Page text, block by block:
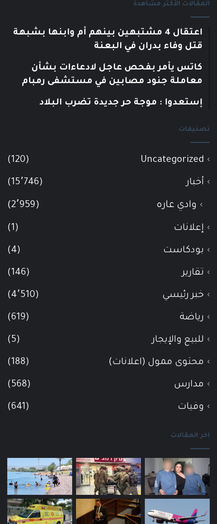
المقالات الأكثر مشاهدة
اعتقال 4 مشتبهين بينهم أم وابنها بشبهة
قتل وفاء بدران في البعنة
كاتس يأمر بفحص عاجل لادعاءات بشأن
معاملة جنود مصابين في مستشفى رمبام
إستعدوا : موجة حر جديدة تضرب البلاد
تصنيفات
Uncategorized
(120)
أخبار (15٬746)
وادي عاره (2٬959)
إعلانات (1)
بودكاست (4)
تقارير (146)
خبر رئيسي (4٬510)
رياضة (619)
للبيع والإيجار (5)
محتوى ممول (اعلانات) (188)
مدارس (568)
وفيات (641)
اخر المقالات